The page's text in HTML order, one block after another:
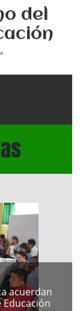
del
acuerdan